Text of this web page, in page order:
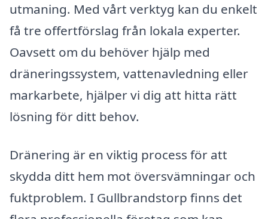
utmaning. Med vårt verktyg kan du enkelt
få tre offertförslag från lokala experter.
Oavsett om du behöver hjälp med
dräneringssystem, vattenavledning eller
markarbete, hjälper vi dig att hitta rätt
lösning för ditt behov.
Dränering är en viktig process för att
skydda ditt hem mot översvämningar och
fuktproblem. I Gullbrandstorp finns det